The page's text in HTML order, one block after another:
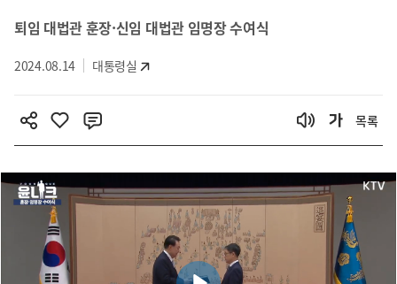
퇴임 대법관 훈장·신임 대법관 임명장 수여식
2024.08.14 대통령실
목록